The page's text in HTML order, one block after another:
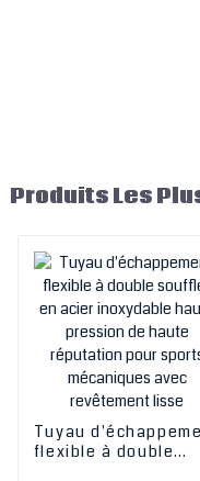
Produits Les
Tuyau
flexible à double